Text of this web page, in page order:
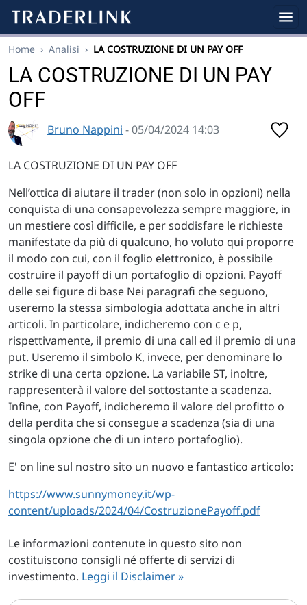
Home › Analisi › LA COSTRUZIONE DI UN PAY OFF
LA COSTRUZIONE DI UN PAY
OFF
Bruno Nappini - 05/04/2024 14:03
LA COSTRUZIONE DI UN PAY OFF
Nell’ottica di aiutare il trader (non solo in opzioni) nella
conquista di una consapevolezza sempre maggiore, in
un mestiere così difficile, e per soddisfare le richieste
manifestate da più di qualcuno, ho voluto qui proporre
il modo con cui, con il foglio elettronico, è possibile
costruire il payoff di un portafoglio di opzioni. Payoff
delle sei figure di base Nei paragrafi che seguono,
useremo la stessa simbologia adottata anche in altri
articoli. In particolare, indicheremo con c e p,
rispettivamente, il premio di una call ed il premio di una
put. Useremo il simbolo K, invece, per denominare lo
strike di una certa opzione. La variabile ST, inoltre,
rappresenterà il valore del sottostante a scadenza.
Infine, con Payoff, indicheremo il valore del profitto o
della perdita che si consegue a scadenza (sia di una
singola opzione che di un intero portafoglio).
E' on line sul nostro sito un nuovo e fantastico articolo:
https://www.sunnymoney.it/wp-
content/uploads/2024/04/CostruzionePayoff.pdf
Le informazioni contenute in questo sito non
costituiscono consigli né offerte di servizi di
investimento. Leggi il Disclaimer »